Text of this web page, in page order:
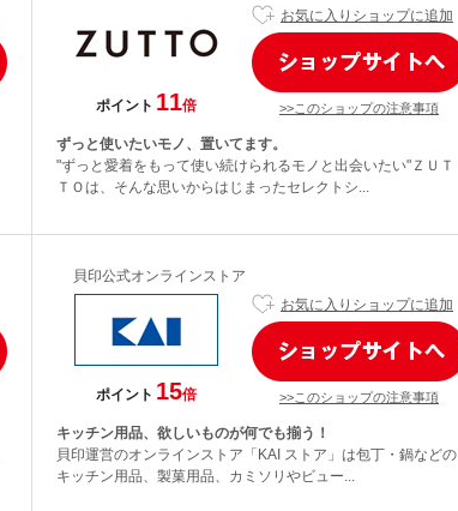
ポイント 11倍
お気に入りショップに追加
>>このショップの注意事項
ずっと使いたいモノ、置いてます。
"ずっと愛着をもって使い続けられるモノと出会いたい"ＺＵＴ
ＴＯは、そんな思いからはじまったセレクトシ...
貝印公式オンラインストア
ポイント 15倍
お気に入りショップに追加
>>このショップの注意事項
キッチン用品、欲しいものが何でも揃う！
貝印運営のオンラインストア「KAI ストア」は包丁・鍋などの
キッチン用品、製菓用品、カミソリやビュー...